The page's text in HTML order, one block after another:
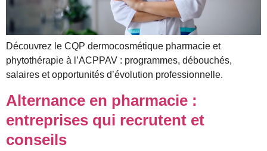
Découvrez le CQP dermocosmétique pharmacie et
phytothérapie à l’ACPPAV : programmes, débouchés,
salaires et opportunités d’évolution professionnelle.
Alternance en pharmacie :
entreprises qui recrutent et
conseils